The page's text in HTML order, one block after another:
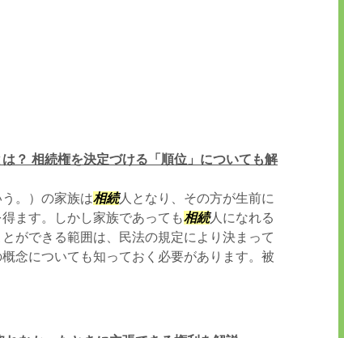
？ 相続権を決定づける「順位」についても解
。）の家族は相続人となり、その方が生前に
ます。しかし家族であっても相続人になれる
ができる範囲は、民法の規定により決まって
念についても知っておく必要があります。被